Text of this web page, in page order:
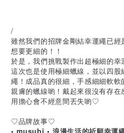
/
雖然我們的招牌金剛結幸運繩已
想要更細的！！
於是，我們挑戰製作出超極細的
這次也是使用極細蠟線，並以四
繩！成品真的很細，手感細細軟軟
親膚的蠟線喲！戴起來很沒有存
用擔心會不經意間丟失喲♡
♡品牌故事♡
• musubi • 浪漫生活的祈願幸運